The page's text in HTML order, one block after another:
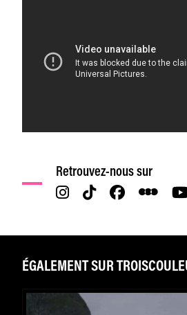
Retrouvez-nous sur
ÉGALEMENT SUR